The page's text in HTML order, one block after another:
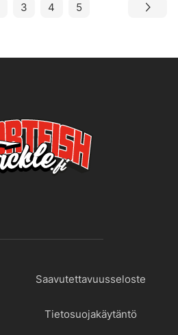
3 4 5
Saavutettavuusseloste
Tietosuojakäytäntö